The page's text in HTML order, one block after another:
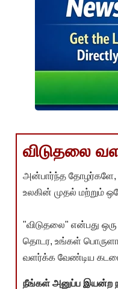
விடுதலை
அன்பார்ந்த தோழர்களே,
உலகின் முதல் மற்றும்
"விடுதலை" என்பது
தொடர, உங்கள்
வளர்க்க வேண்டிய
நீங்கள் அனுப்ப இயன்ற